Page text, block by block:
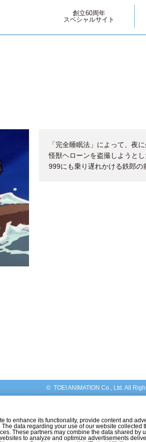
創立60周年
スペシャルサイト
「完全睡眠法」によって、夜
怪獣ヘローンを盗撮しようと
999にも乗り遅れかける鉄郎の
© TOEI ANIMATION Co., Ltd. All
enhance its functionality, provide content and
data regarding your use of our website collected
These partners may combine the data shared by
to analyze and optimize advertisements